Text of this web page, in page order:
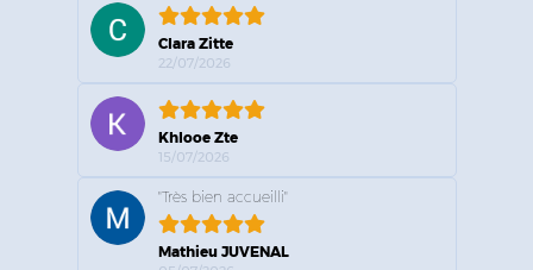
Clara Zitte
22/07/2026
Khlooe Zte
15/07/2026
"Très bien accueilli"
Mathieu JUVENAL